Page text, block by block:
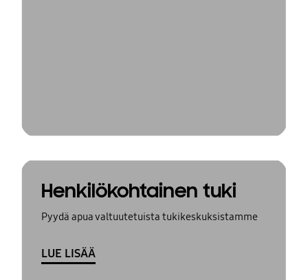
Henkilökohtainen tuki
Pyydä apua valtuutetuista tukikeskuksistamme
LUE LISÄÄ